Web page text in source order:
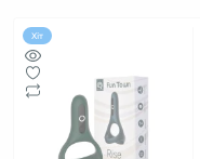
Хіт